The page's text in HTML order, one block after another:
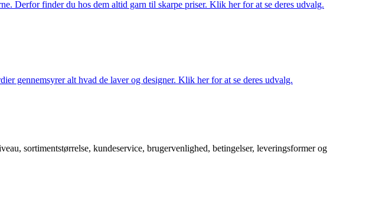
Derfor finder du hos dem altid garn til skarpe priser. Klik her for at se deres udvalg.
gennemsyrer alt hvad de laver og designer. Klik her for at se deres udvalg.
sortimentstørrelse, kundeservice, brugervenlighed, betingelser, leveringsformer og